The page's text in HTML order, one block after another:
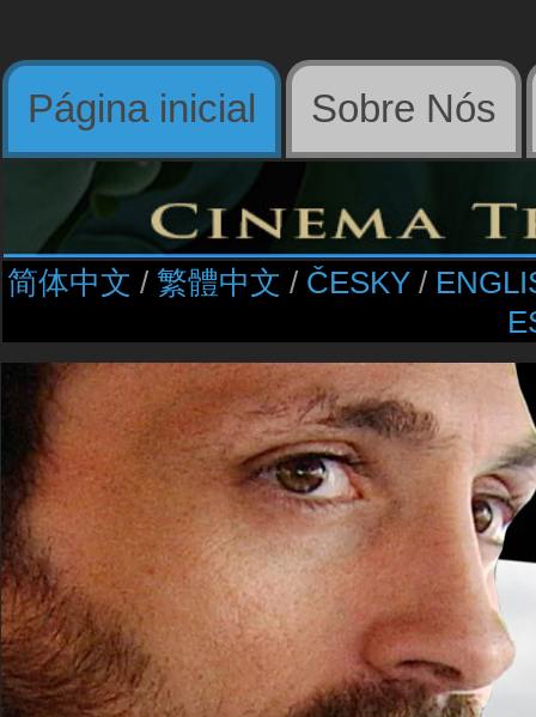
Página inicial Sobre Nós
简体中文 /​ 繁體中文 /​ ČESKY/​